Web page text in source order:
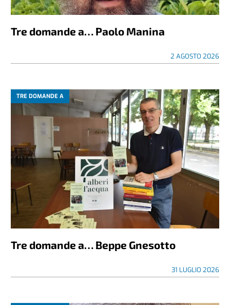
Tre domande a… Paolo Manina
2 AGOSTO 2026
TRE DOMANDE A
Tre domande a… Beppe Gnesotto
31 LUGLIO 2026